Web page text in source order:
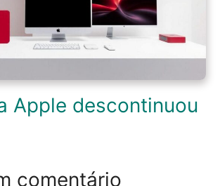
Apple descontinuou
comentário